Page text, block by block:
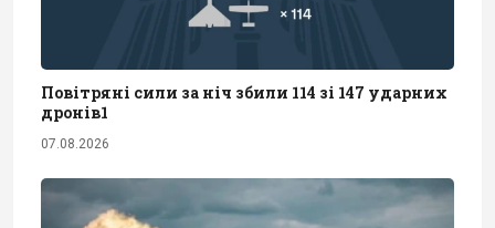
Повітряні сили за ніч збили 114 зі 147 ударних
дронів1
07.08.2026